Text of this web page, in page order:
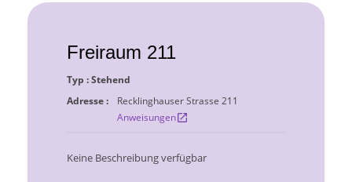
Freiraum 211
Typ : Stehend
Adresse :
Recklinghauser Strasse 211
Anweisungenopen_in_new
Keine Beschreibung verfügbar